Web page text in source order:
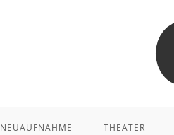
NEUAUFNAHME THEATER